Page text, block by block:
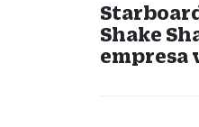
Shake
empresa